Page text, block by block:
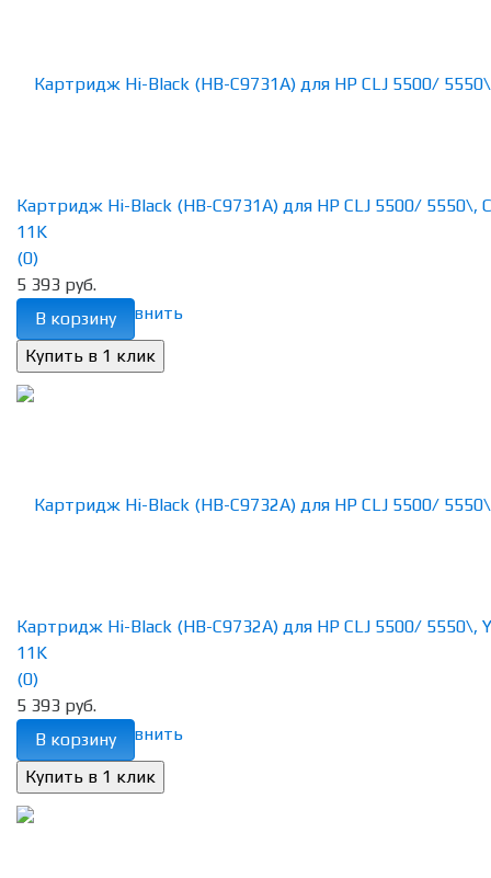
избранное сравнить
Картридж Hi-Black (HB-C9731A) для HP CLJ 5500/ 5550\,
11K
(0)
5 393 руб.
В корзину
избранное сравнить
Картридж Hi-Black (HB-C9732A) для HP CLJ 5500/ 5550\,
11K
(0)
5 393 руб.
В корзину